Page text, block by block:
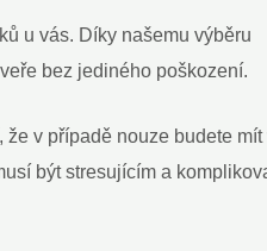
u vás. Díky našemu⁣ výběru
bez jediného poškození.
v případě nouze‍ budete mít
být⁣ stresujícím a